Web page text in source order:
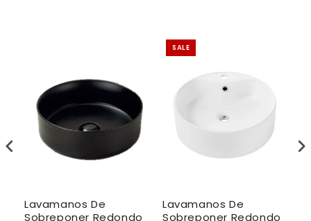
Lavamanos De
Sobreponer Redondo
SALE
Lavamanos De
Sobreponer Redondo